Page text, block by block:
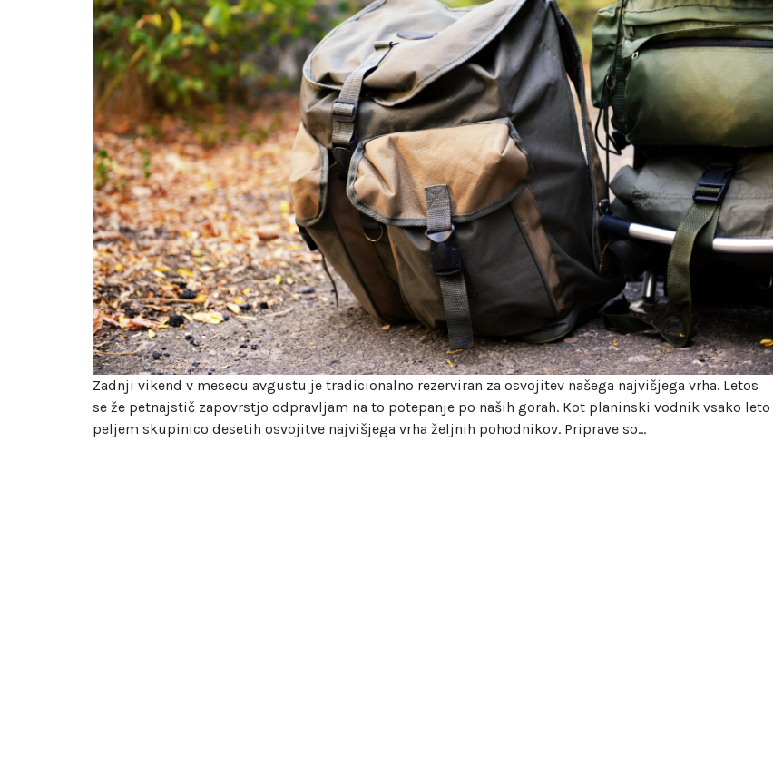
Zadnji vikend v mesecu avgustu je tradicionalno rezerviran za osvojitev našega najvišjega vrha. Letos
se že petnajstič zapovrstjo odpravljam na to potepanje po naših gorah. Kot planinski vodnik vsako leto
peljem skupinico desetih osvojitve najvišjega vrha željnih pohodnikov. Priprave so…